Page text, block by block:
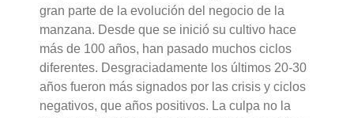
gran parte de la evolución del negocio de la
manzana. Desde que se inició su cultivo hace
más de 100 años, han pasado muchos ciclos
diferentes. Desgraciadamente los últimos 20-30
años fueron más signados por las crisis y ciclos
negativos, que años positivos. La culpa no la